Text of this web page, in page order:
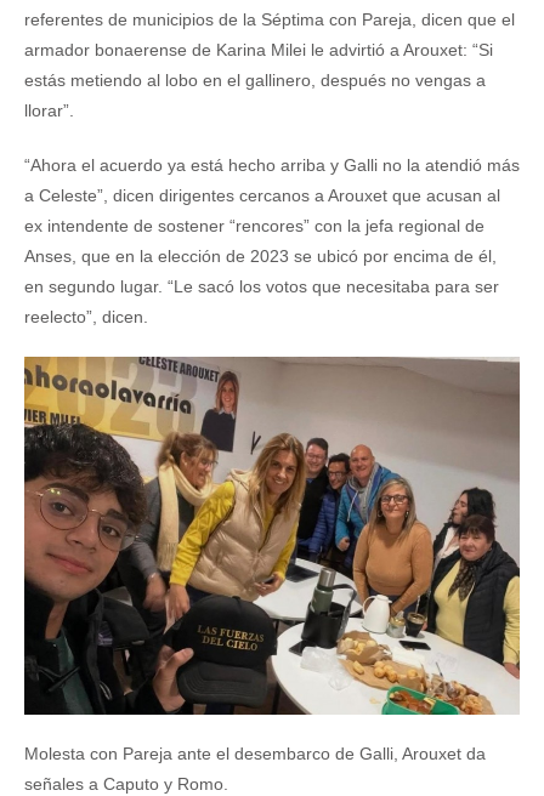
referentes de municipios de la Séptima con Pareja, dicen que el
armador bonaerense de Karina Milei le advirtió a Arouxet: “Si
estás metiendo al lobo en el gallinero, después no vengas a
llorar”.
“Ahora el acuerdo ya está hecho arriba y Galli no la atendió más
a Celeste”, dicen dirigentes cercanos a Arouxet que acusan al
ex intendente de sostener “rencores” con la jefa regional de
Anses, que en la elección de 2023 se ubicó por encima de él,
en segundo lugar. “Le sacó los votos que necesitaba para ser
reelecto”, dicen.
Molesta con Pareja ante el desembarco de Galli, Arouxet da
señales a Caputo y Romo.